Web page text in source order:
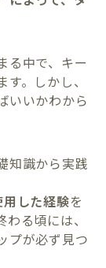
る中で、キー
。しかし、
いいかわから
知識から実践
した経験を
る頃には、
プが必ず見つ